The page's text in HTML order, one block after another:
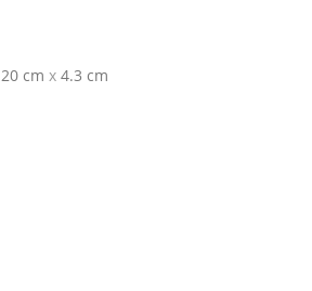
20 cm x 4.3 cm